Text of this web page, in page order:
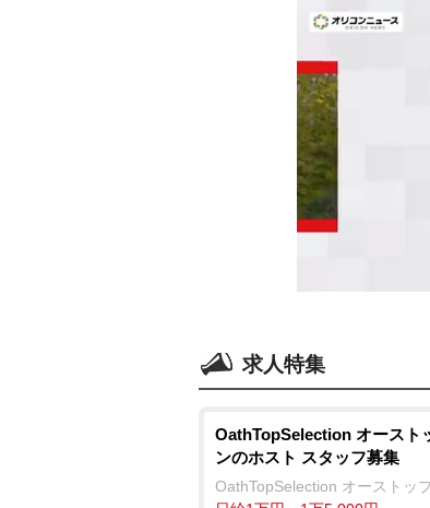
求人特集
OathTopSelection オースト
ンのホスト スタッフ募集
OathTopSelection オーストッ